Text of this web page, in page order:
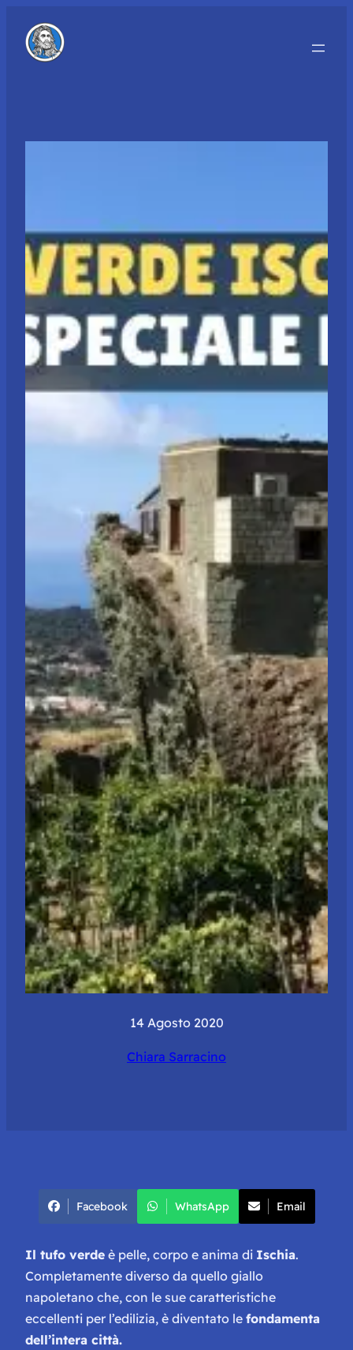
14 Agosto 2020
Chiara Sarracino
Facebook WhatsApp Email
Il tufo verde è pelle, corpo e anima di Ischia.
Completamente diverso da quello giallo
napoletano che, con le sue caratteristiche
eccellenti per l’edilizia, è diventato le fondamenta
dell’intera città.